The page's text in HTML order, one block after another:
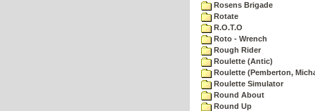
Rosens Brigade
Rotate
R.O.T.O
Roto - Wrench
Rough Rider
Roulette (Antic)
Roulette (Pemberton,
Roulette Simulator
Round About
Round Up